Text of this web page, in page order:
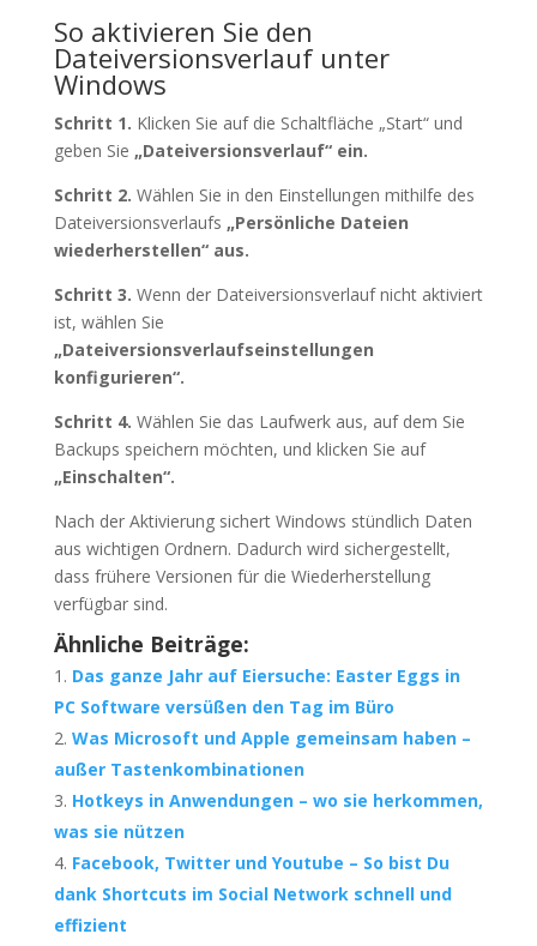
So aktivieren Sie den
Dateiversionsverlauf unter
Windows
Schritt 1. Klicken Sie auf die Schaltfläche „Start“ und
geben Sie „Dateiversionsverlauf“ ein.
Schritt 2. Wählen Sie in den Einstellungen mithilfe des
Dateiversionsverlaufs „Persönliche Dateien
wiederherstellen“ aus.
Schritt 3. Wenn der Dateiversionsverlauf nicht aktiviert
ist, wählen Sie
„Dateiversionsverlaufseinstellungen
konfigurieren“.
Schritt 4. Wählen Sie das Laufwerk aus, auf dem Sie
Backups speichern möchten, und klicken Sie auf
„Einschalten“.
Nach der Aktivierung sichert Windows stündlich Daten
aus wichtigen Ordnern. Dadurch wird sichergestellt,
dass frühere Versionen für die Wiederherstellung
verfügbar sind.
Ähnliche Beiträge:
Das ganze Jahr auf Eiersuche: Easter Eggs in
PC Software versüßen den Tag im Büro
Was Microsoft und Apple gemeinsam haben –
außer Tastenkombinationen
Hotkeys in Anwendungen – wo sie herkommen,
was sie nützen
Facebook, Twitter und Youtube – So bist Du
dank Shortcuts im Social Network schnell und
effizient